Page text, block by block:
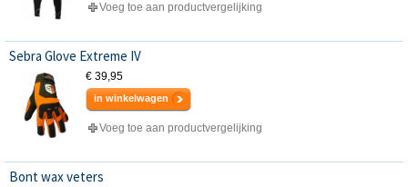
Voeg toe aan productvergelijking
Sebra Glove Extreme IV
€ 39,95
in winkelwagen
Voeg toe aan productvergelijking
Bont wax veters